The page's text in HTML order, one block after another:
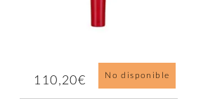
110,20€ No disponible